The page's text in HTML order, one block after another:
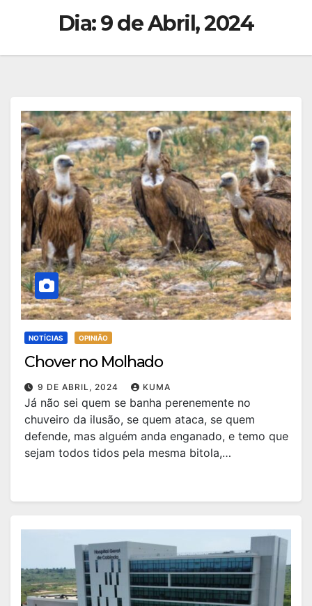
Dia:9 de Abril, 2024
NOTÍCIAS OPINIÃO
Chover no Molhado
9 DE ABRIL, 2024 KUMA
Já não sei quem se banha perenemente no
chuveiro da ilusão, se quem ataca, se quem
defende, mas alguém anda enganado, e temo que
sejam todos tidos pela mesma bitola,…